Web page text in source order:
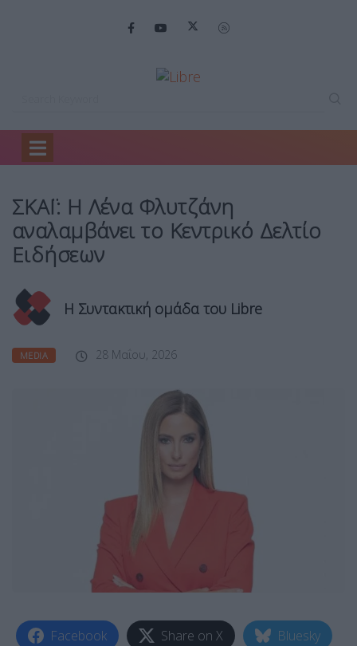
Home
ΣΚΑΪ: Η Λένα Φλυτζάνη
αναλαμβάνει το Κεντρικό Δελτίο
Ειδήσεων
Η Συντακτική ομάδα του Libre
MEDIA 28 Μαΐου, 2026
Facebook Share on X Bluesky